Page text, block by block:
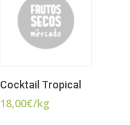
ADICIONAR
Cocktail Tropical
18,00€/kg